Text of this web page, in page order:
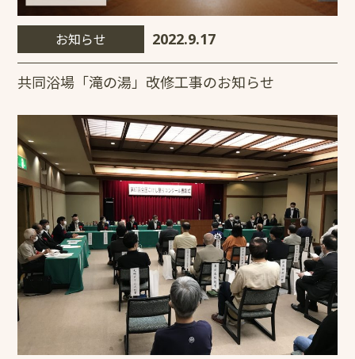
お知らせ 2022.9.17
共同浴場「滝の湯」改修工事のお知らせ